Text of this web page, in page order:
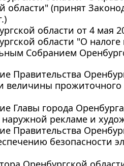
области" (принят
области от 4 мая
области "О
Собранием
Правительства
величины
Главы города
рекламе и
Правительства
безопасности